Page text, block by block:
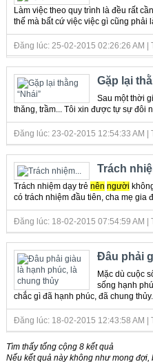
Làm việc theo quy trình là đều rất
thế mà bất cứ việc việc gì cũng phải
Đăng lúc: 25-02-2015 02:26:26 AM |
Gặp lại
Sau một thời
thăng, trầm... Tôi xin được tự sự đôi
Đăng lúc: 23-02-2015 12:54:33 AM |
Trách
Trách nhiệm dạy trẻ nên người
có trách nhiệm đầu tiên, cha mẹ gia
Đăng lúc: 18-02-2015 07:54:59 AM |
Đâu phải
Mặc dù cuộc
sống hạnh
chắc gì đã hạnh phúc, đã chung
Đăng lúc: 18-02-2015 12:43:58 AM |
Tìm thấy tổng cộng 8 kết quả
Nếu kết quả này không như mong